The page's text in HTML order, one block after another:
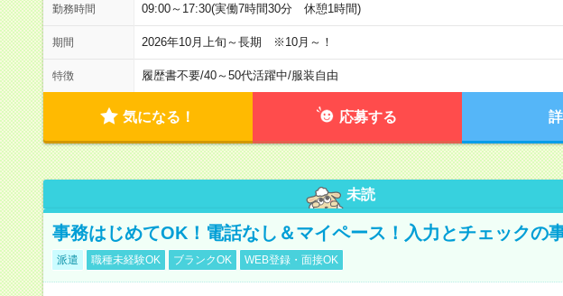
勤務時間 09:00～17:30(実働7時間30分 休憩1時間)
期間 2026年10月上旬～長期 ※10月～！
特徴 履歴書不要/40～50代活躍中/服装自由
気になる！ 応募する
未読
事務はじめてOK！電話なし＆マイペース！入力とチェックの
派遣 職種未経験OK ブランクOK WEB登録・面接OK